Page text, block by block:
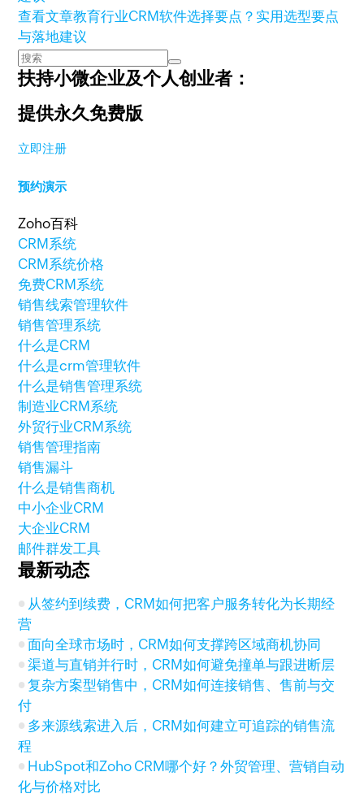
查看文章教育行业CRM软件选择要点？实用选型要点
与落地建议
扶持小微企业及个人创业者：
提供永久免费版
立即注册
预约演示
Zoho百科
CRM系统
CRM系统价格
免费CRM系统
销售线索管理软件
销售管理系统
什么是CRM
什么是crm管理软件
什么是销售管理系统
制造业CRM系统
外贸行业CRM系统
销售管理指南
销售漏斗
什么是销售商机
中小企业CRM
大企业CRM
邮件群发工具
最新动态
从签约到续费，CRM如何把客户服务转化为长期经
营
面向全球市场时，CRM如何支撑跨区域商机协同
渠道与直销并行时，CRM如何避免撞单与跟进断层
复杂方案型销售中，CRM如何连接销售、售前与交
付
多来源线索进入后，CRM如何建立可追踪的销售流
程
HubSpot和Zoho CRM哪个好？外贸管理、营销自动
化与价格对比